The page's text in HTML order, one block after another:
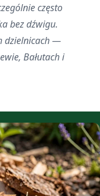
często
bez dźwigu.
dzielnicach —
Bałutach i